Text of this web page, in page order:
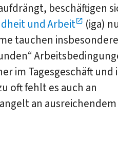
beschäftigen
und Arbeit
(iga)
tauchen
im Tagesgeschäft und
oft fehlt es auch an
an ausreichendem